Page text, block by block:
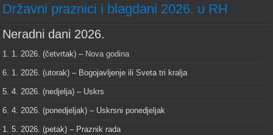
Državni praznici i blagdani 2026. u RH
Neradni dani 2026.
1. 1. 2026. (četvrtak) – Nova godina
6. 1. 2026. (utorak) – Bogojavljenje ili Sveta tri kralja
5. 4. 2026. (nedjelja) – Uskrs
6. 4. 2026. (ponedjeljak) – Uskrsni ponedjeljak
1. 5. 2026. (petak) – Praznik rada